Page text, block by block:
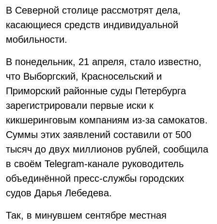
В Северной столице рассмотрят дела,
касающиеся средств индивидуальной
мобильности.
В понедельник, 21 апреля, стало известно,
что Выборгский, Красносельский и
Приморский районные суды Петербурга
зарегистрировали первые иски к
кикшеринговым компаниям из-за самокатов.
Суммы этих заявлений составили от 500
тысяч до двух миллионов рублей, сообщила
в своём Telegram-канале руководитель
объединённой пресс-службы городских
судов Дарья Лебедева.
Так, в минувшем сентябре местная